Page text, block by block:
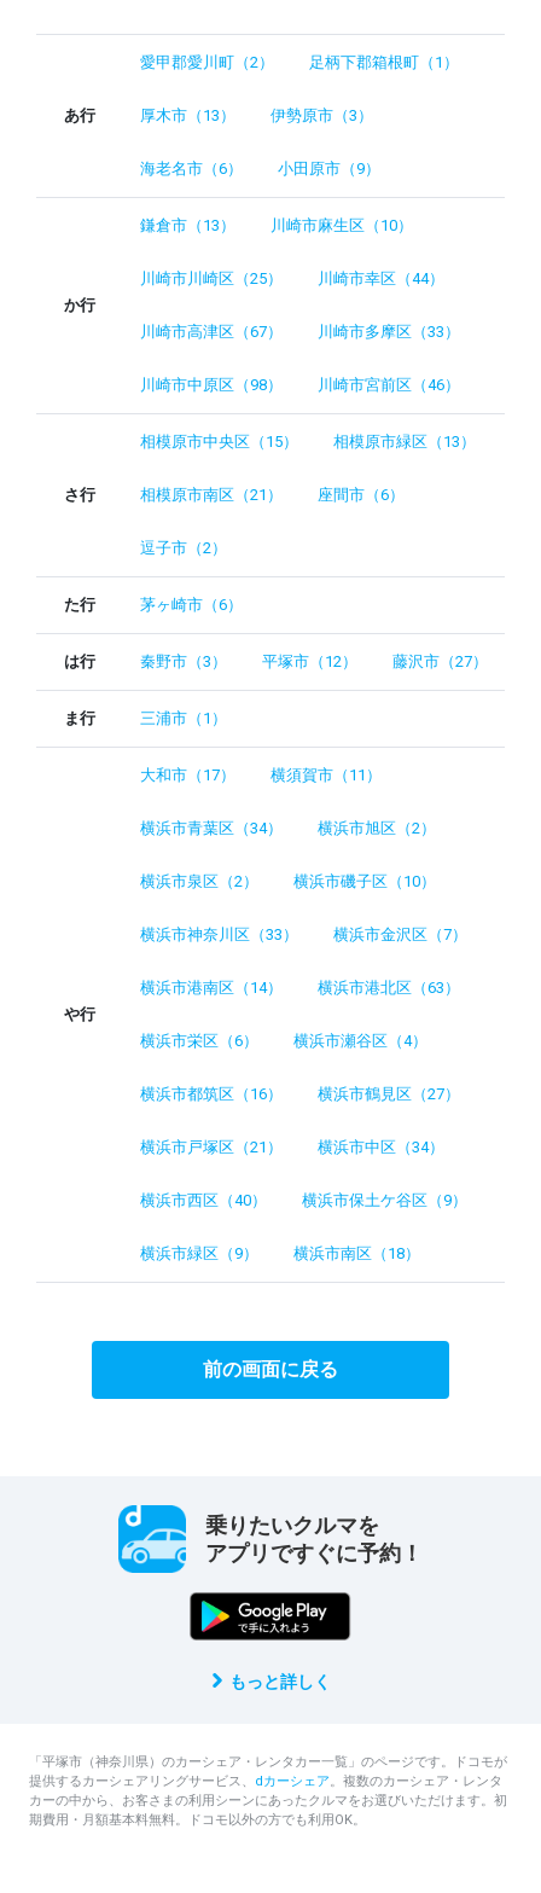
あ行
愛甲郡愛川町（2） 足柄下郡箱根町（1）
厚木市（13） 伊勢原市（3）
海老名市（6） 小田原市（9）
か行
鎌倉市（13） 川崎市麻生区（10）
川崎市川崎区（25） 川崎市幸区（44）
川崎市高津区（67） 川崎市多摩区（33）
川崎市中原区（98） 川崎市宮前区（46）
さ行
相模原市中央区（15） 相模原市緑区（13）
相模原市南区（21） 座間市（6）
逗子市（2）
た行 茅ヶ崎市（6）
は行 秦野市（3） 平塚市（12） 藤沢市（27）
ま行 三浦市（1）
や行
大和市（17） 横須賀市（11）
横浜市青葉区（34） 横浜市旭区（2）
横浜市泉区（2） 横浜市磯子区（10）
横浜市神奈川区（33） 横浜市金沢区（7）
横浜市港南区（14） 横浜市港北区（63）
横浜市栄区（6） 横浜市瀬谷区（4）
横浜市都筑区（16） 横浜市鶴見区（27）
横浜市戸塚区（21） 横浜市中区（34）
横浜市西区（40） 横浜市保土ケ谷区（9）
横浜市緑区（9） 横浜市南区（18）
前の画面に戻る
乗りたいクルマを
アプリですぐに予約！
もっと詳しく
「平塚市（神奈川県）のカーシェア・レンタカー一覧」のページです。ドコモが
提供するカーシェアリングサービス、 dカーシェア。複数のカーシェア・レンタ
カーの中から、お客さまの利用シーンにあったクルマをお選びいただけます。初
期費用・月額基本料無料。ドコモ以外の方でも利用OK。